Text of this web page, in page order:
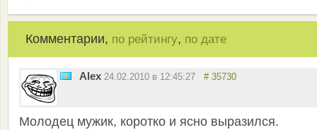
Комментарии, по рейтингу, по дате
Alex 24.02.2010 в 12:45:27 # 35730
Молодец мужик, коротко и ясно выразился.